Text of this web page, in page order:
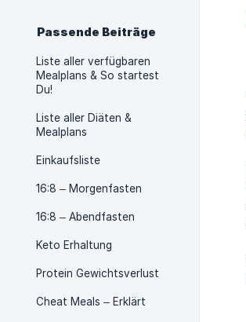
Passende Beiträge
Liste aller verfügbaren
Mealplans & So startest
Du!
Liste aller Diäten &
Mealplans
Einkaufsliste
16:8 – Morgenfasten
16:8 – Abendfasten
Keto Erhaltung
Protein Gewichtsverlust
Cheat Meals – Erklärt